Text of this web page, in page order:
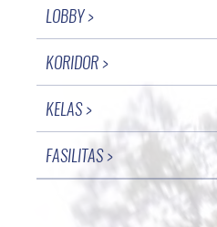
LOBBY >
KORIDOR >
KELAS >
FASILITAS >